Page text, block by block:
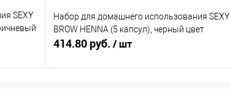
SEXY
Набор для домашнего использования SEXY
BROW HENNA (5 капсул), черный цвет
414.80 руб. / шт